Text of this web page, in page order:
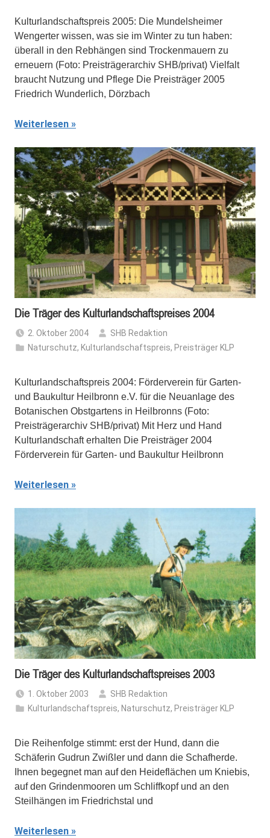
Kulturlandschaftspreis 2005: Die Mundelsheimer
Wengerter wissen, was sie im Winter zu tun haben:
überall in den Rebhängen sind Trockenmauern zu
erneuern (Foto: Preisträgerarchiv SHB/privat) Vielfalt
braucht Nutzung und Pflege Die Preisträger 2005
Friedrich Wunderlich, Dörzbach
Weiterlesen
Die Träger des Kulturlandschaftspreises 2004
2. Oktober 2004
SHB Redaktion
Naturschutz, Kulturlandschaftspreis, Preisträger KLP
Kulturlandschaftspreis 2004: Förderverein für Garten-
und Baukultur Heilbronn e.V. für die Neuanlage des
Botanischen Obstgartens in Heilbronns (Foto:
Preisträgerarchiv SHB/privat) Mit Herz und Hand
Kulturlandschaft erhalten Die Preisträger 2004
Förderverein für Garten- und Baukultur Heilbronn
Weiterlesen
Die Träger des Kulturlandschaftspreises 2003
1. Oktober 2003
SHB Redaktion
Kulturlandschaftspreis, Naturschutz, Preisträger KLP
Die Reihenfolge stimmt: erst der Hund, dann die
Schäferin Gudrun Zwißler und dann die Schafherde.
Ihnen begegnet man auf den Heideflächen um Kniebis,
auf den Grindenmooren um Schliffkopf und an den
Steilhängen im Friedrichstal und
Weiterlesen